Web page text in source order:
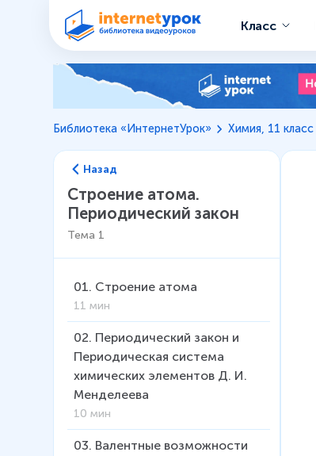
Класс
Библиотека «ИнтернетУрок» Химия, 11 класс
Назад
Строение атома.
Периодический закон
Тема 1
01. Строение атома
11 мин
02. Периодический закон и
Периодическая система
химических элементов Д. И.
Менделеева
10 мин
03. Валентные возможности